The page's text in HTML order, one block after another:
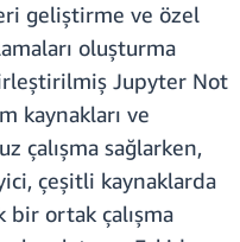
geliştirme ve özel
oluşturma
Jupyter Not
kaynakları ve
çalışma sağlarken,
çeşitli kaynaklarda
ortak çalışma